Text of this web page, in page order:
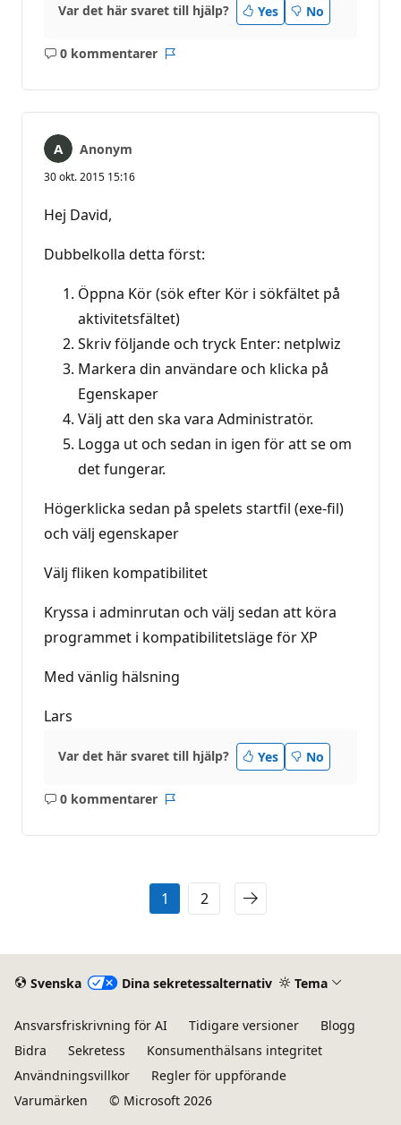
Var det här svaret till hjälp? Yes No
0 kommentarer
Inga
Anonym
30 okt. 2015 15:16
Hej David,
Dubbelkolla detta först:
Öppna Kör (sök efter Kör i sökfältet på
aktivitetsfältet)
Skriv följande och tryck Enter: netplwiz
Markera din användare och klicka på
Egenskaper
Välj att den ska vara Administratör.
Logga ut och sedan in igen för att se om
det fungerar.
Högerklicka sedan på spelets startfil (exe-fil)
och välj egenskaper
Välj fliken kompatibilitet
Kryssa i adminrutan och välj sedan att köra
programmet i kompatibilitetsläge för XP
Med vänlig hälsning
Lars
Var det här svaret till hjälp? Yes No
0 kommentarer
Inga
1 2
Svenska Dina sekretessalternativ Tema
Ansvarsfriskrivning för AI Tidigare versioner
Blogg
Bidra
Sekretess
Konsumenthälsans integritet
Användningsvillkor
Regler för uppförande
Varumärken
© Microsoft 2026